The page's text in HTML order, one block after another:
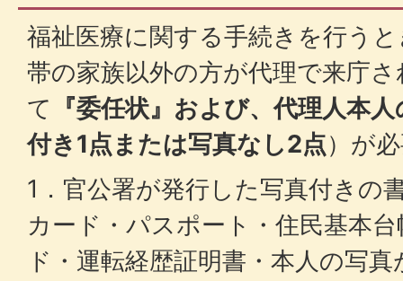
福祉医療に関する手続きを行う
帯の家族以外の方が代理で来庁
て
『委任状』および、代理人本
付き1点または写真なし2点）が
1．官公署が発行した写真付きの
カード・パスポート・住民基本
ド・運転経歴証明書・本人の写